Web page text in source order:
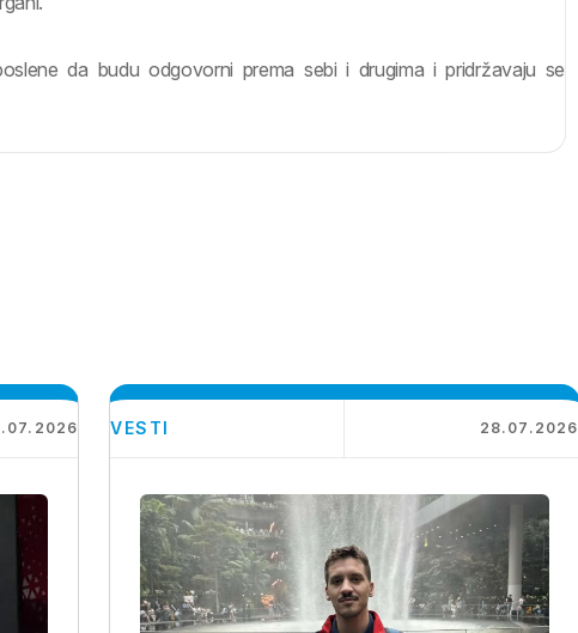
da budu odgovorni prema sebi i drugima i pridržavaju se
VESTI 28.07.2026